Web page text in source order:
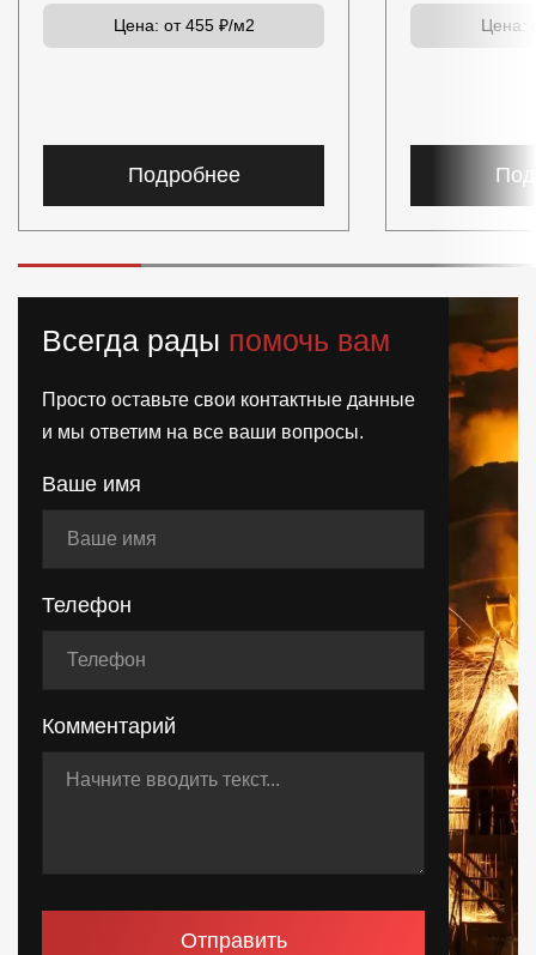
Цена: от 455 ₽/м2
Подробнее
Цена:
Всегда рады помочь вам
Просто оставьте свои контактные данные
и мы ответим на все ваши вопросы.
Ваше имя
Телефон
Комментарий
Отправить